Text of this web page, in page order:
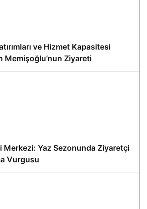
ve Hizmet Kapasitesi
Memişoğlu’nun Ziyareti
Merkezi: Yaz Sezonunda Ziyaretçi
Vurgusu